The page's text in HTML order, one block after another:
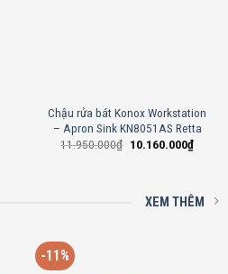
Chậu rửa bát Konox Workstation
– Apron Sink KN8051AS Retta
11.950.000₫ 10.160.000₫
XEM THÊM
-11%